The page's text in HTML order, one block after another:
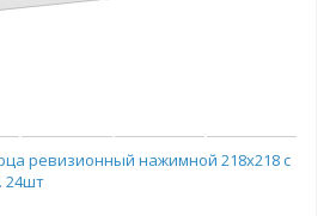
ревизионный нажимной 218х218 с
24шт